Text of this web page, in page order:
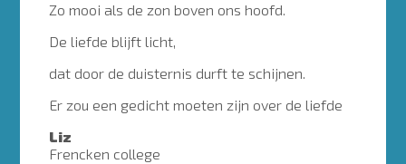
Zo mooi als de zon boven ons hoofd.
De liefde blijft licht,
dat door de duisternis durft te schijnen.
Er zou een gedicht moeten zijn over de liefde
Liz
Frencken college